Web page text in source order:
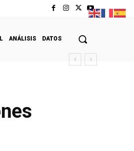
ANÁLISIS DATOS